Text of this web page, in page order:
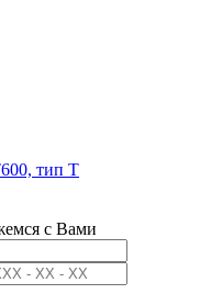
тип Т
с Вами